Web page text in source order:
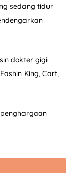
sedang tidur
dokter gigi
King, Cart,